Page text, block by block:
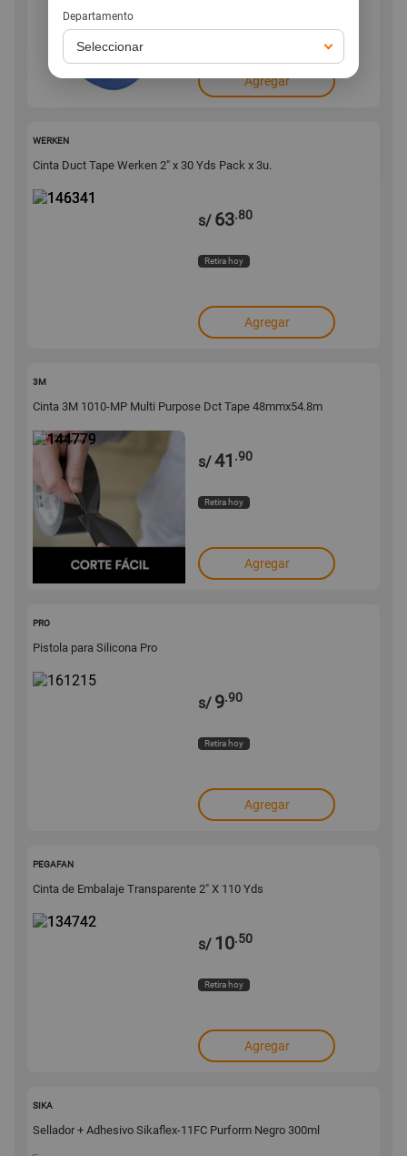
Agregar
WERKEN
Cinta Duct Tape Werken 2" x 30 Yds Pack x 3u.
s/ 63.80
Retira hoy
Agregar
3M
Cinta 3M 1010-MP Multi Purpose Dct Tape 48mmx54.8m
s/41 .90
Retira hoy
Agregar
PRO
Pistola para Silicona Pro
s/ 9.90
Retira hoy
Agregar
PEGAFAN
Cinta de Embalaje Transparente 2" X 110 Yds
s/ 10.50
Retira hoy
Agregar
SIKA
Sellador + Adhesivo Sikaflex-11FC Purform Negro 300ml
Departamento